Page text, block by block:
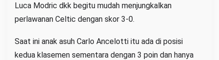
Luca Modric dkk begitu mudah menjungkalkan
perlawanan Celtic dengan skor 3-0.
Saat ini anak asuh Carlo Ancelotti itu ada di posisi
kedua klasemen sementara dengan 3 poin dan hanya